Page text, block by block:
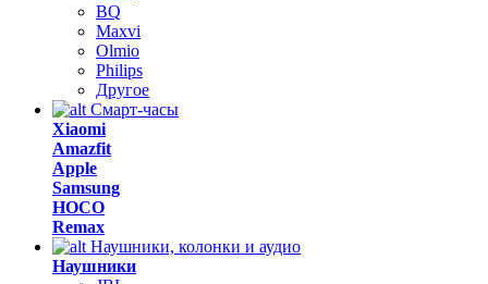
BQ
Maxvi
Olmio
Philips
Другое
Смарт-часы
Xiaomi
Amazfit
Apple
Samsung
HOCO
Remax
Наушники, колонки и аудио
Наушники